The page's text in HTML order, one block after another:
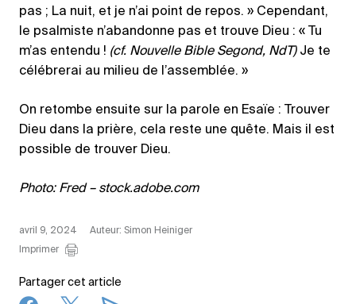
pas ; La nuit, et je n’ai point de repos. » Cependant,
le psalmiste n’abandonne pas et trouve Dieu : « Tu
m’as entendu ! (cf. Nouvelle Bible Segond, NdT)Je te
célébrerai au milieu de l’assemblée. »
On retombe ensuite sur la parole en Esaïe : Trouver
Dieu dans la prière, cela reste une quête. Mais il est
possible de trouver Dieu.
Photo: Fred – stock.adobe.com
avril 9, 2024
Auteur: Simon Heiniger
Imprimer
Partager cet article